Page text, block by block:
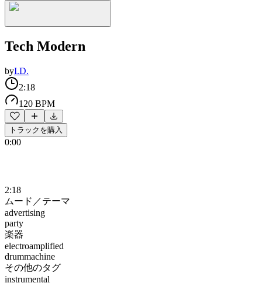
Tech Modern
byI.D.
2:18
120 BPM
トラックを購入
0:00
2:18
ムード／テーマ
advertising
party
楽器
electroamplified
drummachine
その他のタグ
instrumental